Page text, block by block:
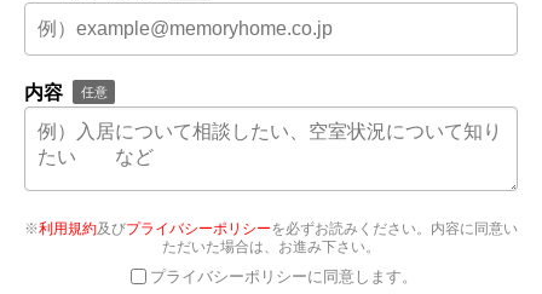
内容 任意
※利用規約及びプライバシーポリシーを必ずお読みください。内容に同意い
ただいた場合は、お進み下さい。
プライバシーポリシーに同意します。